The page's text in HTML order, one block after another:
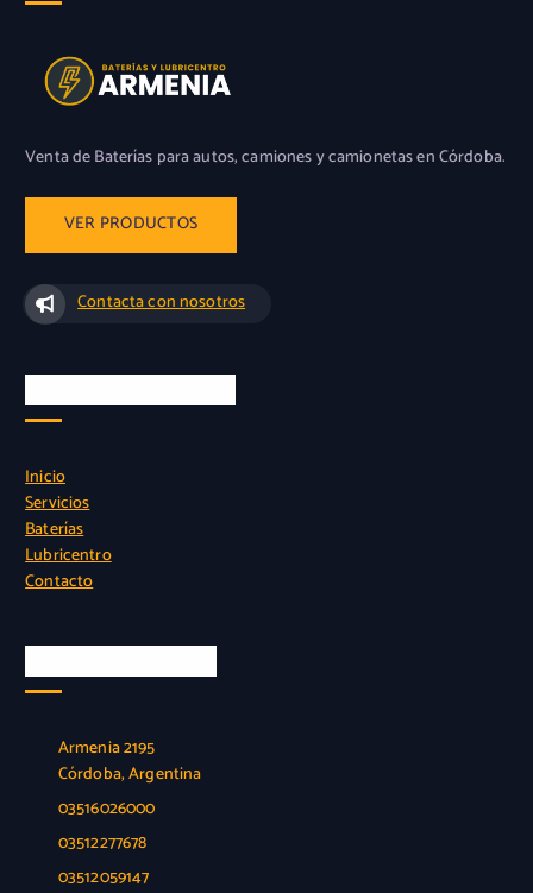
Venta de Baterías para autos, camiones y camionetas en Córdoba.
Contacta con nosotros
Inicio
Servicios
Baterías
Lubricentro
Contacto
Armenia 2195
Córdoba, Argentina
03516026000
03512277678
03512059147